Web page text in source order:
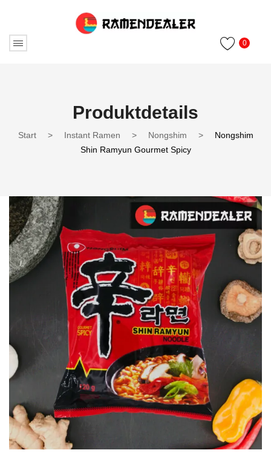
0
Produktdetails
Start > Instant Ramen > Nongshim >
Nongshim
Shin Ramyun Gourmet Spicy